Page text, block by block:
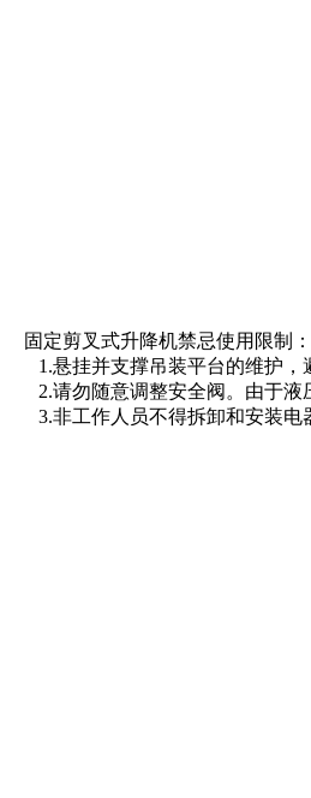
固定剪叉式升降机禁忌使用限制：
1.悬挂并支撑吊装平台的维护，
2.请勿随意调整安全阀。由于液
3.非工作人员不得拆卸和安装电